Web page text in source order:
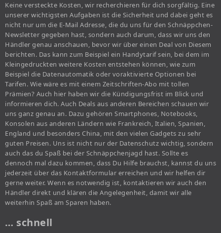
Keine versteckte Kosten, wir recherchieren für dich sorgfältig. Eine
unserer wichtigsten Aufgaben ist die Sicherheit und dabei geht es
nicht nur um die E-Mail Adresse, die du uns für den Schnäppchen-
Newsletter gegeben hast, sondern auch darum, dass wir uns den
Händler genau anschauen, bevor wir über einen Deal von Diesem
berichten. Das kann zum Beispiel ein Handytarif sein, bei dem im
Kleingedruckten weitere Kosten entstehen können, wie zum
Beispiel die Datenautomatik oder voraktivierte Optionen bei
Tarifen. Wie wäre es mit einem Zeitschriften-Abo mit tollen
Prämien? Auch hier haben wir die Kündigungsfrist im Blick und
informieren dich. Auch Deals aus anderen Bereichen schauen wir
uns ganz genau an. Dazu gehören Smartphones, Notebooks,
Konsolen aus anderen Ländern wie Frankreich, Italien, Spanien,
England und besonders China, mit den vielen Gadgets zu sehr
guten Preisen. Uns ist nicht nur der Datenschutz wichtig, sondern
auch das du Spaß bei der Schnäppchenjagd hast. Sollte es
dennoch mal dazu kommen, dass Du Hilfe brauchst, kannst du uns
jederzeit über das Kontaktformular erreichen und wir helfen dir
gerne weiter. Wenn es notwendig ist, kontaktieren wir auch den
Händler direkt und klären die Angelegenheit, damit wir alle
weiterhin Spaß am Sparen haben.
… schnell